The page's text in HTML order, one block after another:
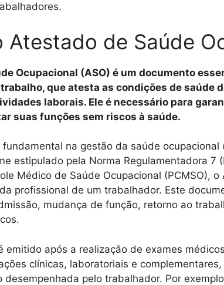
Atestado de Saúde
Ocupacional (ASO) é um documento
que atesta as condições de saúde
laborais. Ele é necessário para
suas funções sem riscos à saúde.
fundamental na gestão da saúde
estipulado pela Norma Regulamentadora 7
Médico de Saúde Ocupacional (PCMSO), o
profissional de um trabalhador. Este
mudança de função, retorno ao
emitido após a realização de exames
clínicas, laboratoriais e
desempenhada pelo trabalhador. Por